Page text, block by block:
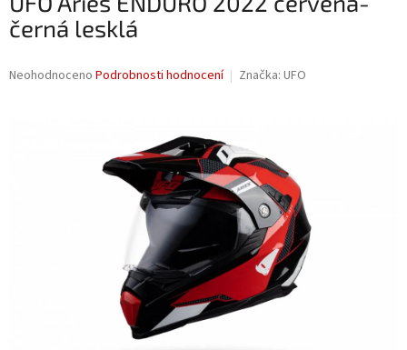
černá lesklá
Průměrné
Neohodnoceno Podrobnosti hodnocení Značka: UFO